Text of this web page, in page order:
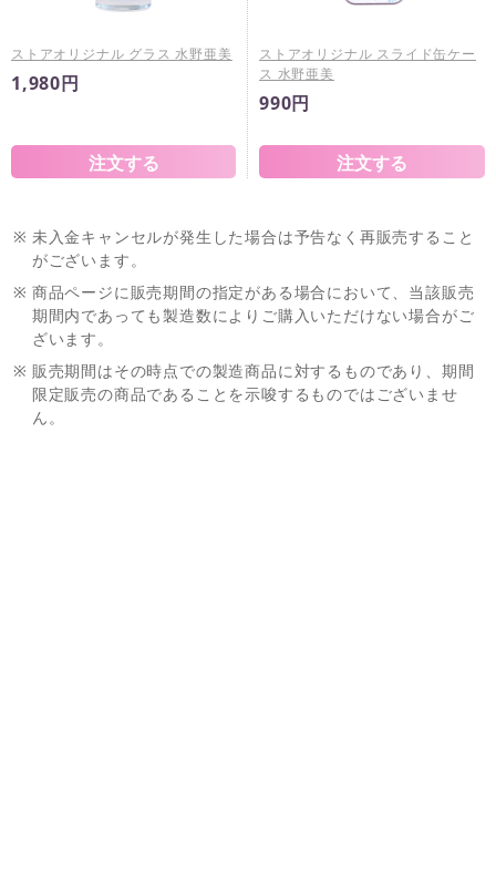
ストアオリジナル グラス 水野亜美
1,980円
ストアオリジナル スライド缶ケー
ス 水野亜美
990円
※ 未入金キャンセルが発生した場合は予告なく再販売すること
がございます。
※ 商品ページに販売期間の指定がある場合において、当該販売
期間内であっても製造数によりご購入いただけない場合がご
ざいます。
※ 販売期間はその時点での製造商品に対するものであり、期間
限定販売の商品であることを示唆するものではございませ
ん。